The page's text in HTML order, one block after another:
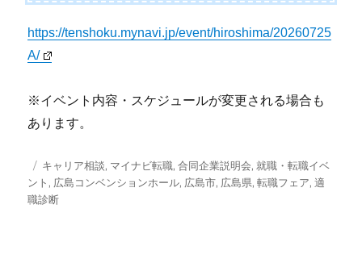
https://tenshoku.mynavi.jp/event/hiroshima/20260725
A/
※イベント内容・スケジュールが変更される場合も
あります。
投
稿
日:
タ
グ
キャリア相談, マイナビ転職,合同企業説明会,就職・転職イベ
ント, 広島コンベンションホール, 広島市, 広島県,転職フェア,適
職診断